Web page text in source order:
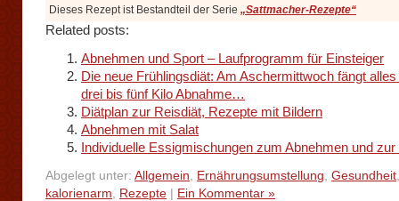
Dieses Rezept ist Bestandteil der Serie „Sattmacher-Rezepte“
Related posts:
Abnehmen und Sport – Laufprogramm für Einsteiger
Die neue Frühlingsdiät: Am Aschermittwoch fängt
drei bis fünf Kilo Abnahme…
Diätplan zur Reisdiät, Rezepte mit Bildern
Abnehmen mit Salat
Individuelle Essigmischungen zum Abnehmen und zur
Abgelegt unter: Allgemein, Ernährungsumstellung, Gesundheit,
kalorienarm, Rezepte Ein Kommentar »